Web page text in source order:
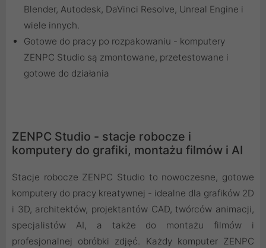
Blender, Autodesk, DaVinci Resolve, Unreal Engine i
wiele innych.
Gotowe do pracy po rozpakowaniu - komputery
ZENPC Studio są zmontowane, przetestowane i
gotowe do działania
ZENPC Studio - stacje robocze i
komputery do grafiki, montażu filmów i AI
Stacje robocze ZENPC Studio to nowoczesne, gotowe
komputery do pracy kreatywnej - idealne dla grafików 2D
i 3D, architektów, projektantów CAD, twórców animacji,
specjalistów AI, a także do montażu filmów i
profesjonalnej obróbki zdjęć. Każdy komputer ZENPC